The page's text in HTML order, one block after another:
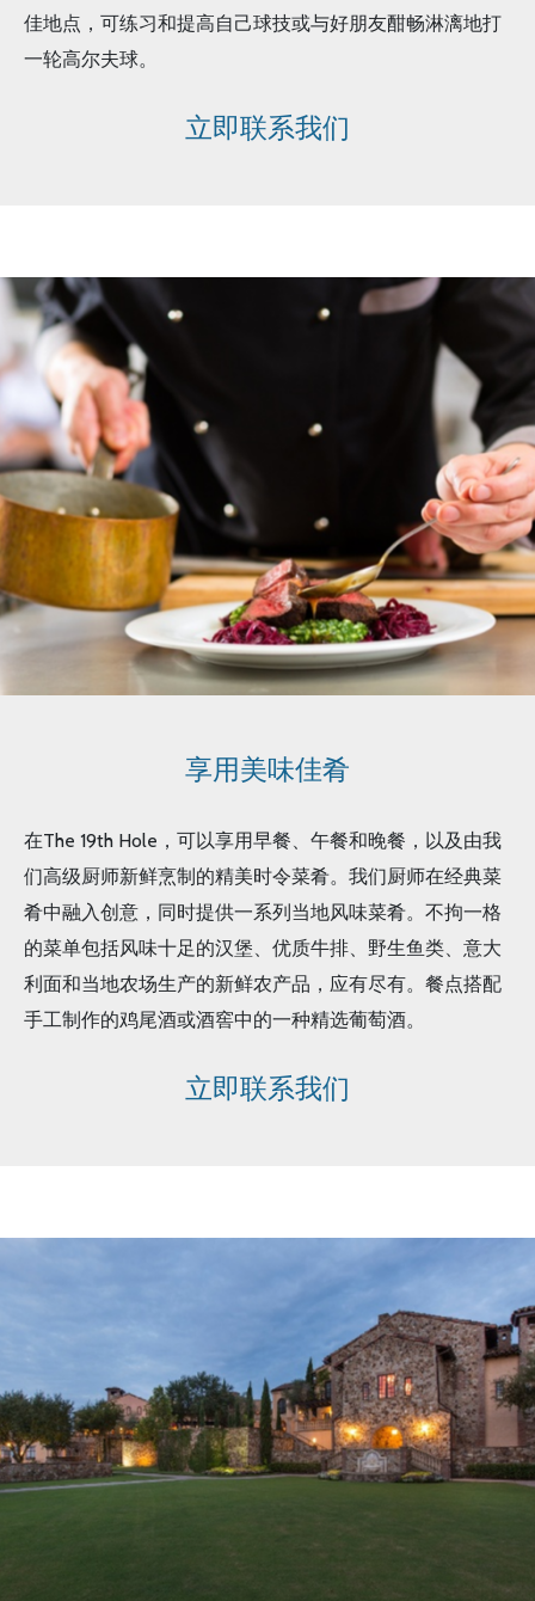
佳地点，可练习和提高自己球技或与好朋友酣畅淋漓地打
一轮高尔夫球。
立即联系我们
享用美味佳肴
在The 19th Hole，可以享用早餐、午餐和晚餐，以及由我
们高级厨师新鲜烹制的精美时令菜肴。我们厨师在经典菜
肴中融入创意，同时提供一系列当地风味菜肴。不拘一格
的菜单包括风味十足的汉堡、优质牛排、野生鱼类、意大
利面和当地农场生产的新鲜农产品，应有尽有。餐点搭配
手工制作的鸡尾酒或酒窖中的一种精选葡萄酒。
立即联系我们